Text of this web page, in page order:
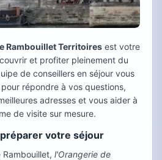
Rambouillet Territoires est votre
et profiter pleinement du
de conseillers en séjour vous
répondre à vos questions,
adresses et vous aider à
de visite sur mesure.
votre séjour
l'Orangerie de